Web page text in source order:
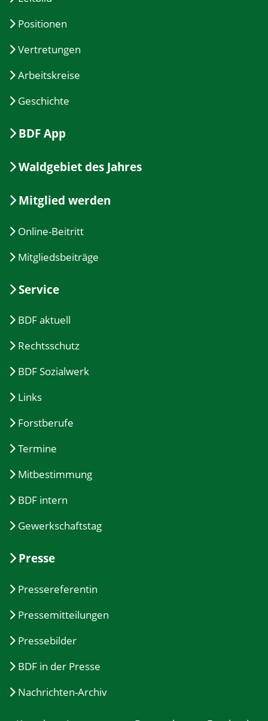
Positionen
Vertretungen
Arbeitskreise
Geschichte
BDF App
Waldgebiet des Jahres
Mitglied werden
Online-Beitritt
Mitgliedsbeiträge
Service
BDF aktuell
Rechtsschutz
BDF Sozialwerk
Links
Forstberufe
Termine
Mitbestimmung
BDF intern
Gewerkschaftstag
Presse
Pressereferentin
Pressemitteilungen
Pressebilder
BDF in der Presse
Nachrichten-Archiv